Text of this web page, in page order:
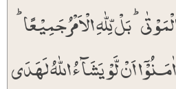
بَلۡ لِّلّٰہِ الۡاَمۡرُ جَمِیۡعًا
اَنۡ لَّوۡ یَشَآءُ اللّٰہُ لَہَدَی